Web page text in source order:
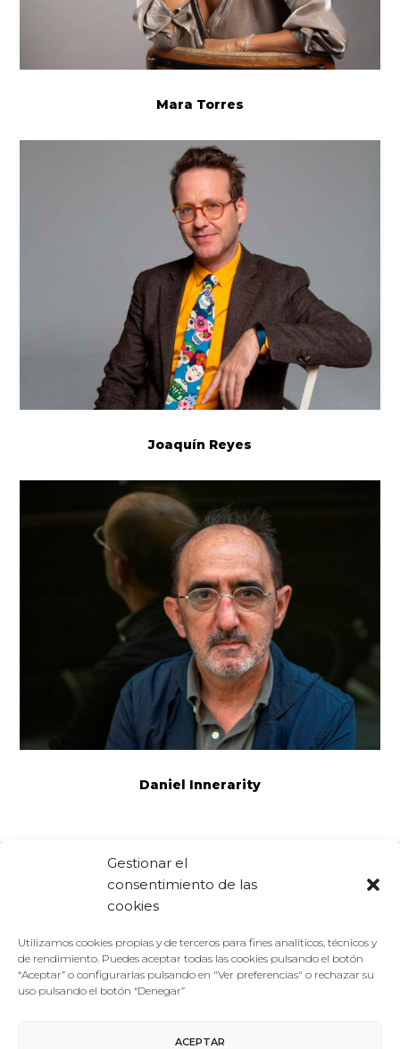
Gestionar el
consentimiento de las
cookies
Utilizamos cookies propias y de terceros para fines analíticos, técnicos y
de rendimiento. Puedes aceptar todas las cookies pulsando el botón
“Aceptar” o configurarlas pulsando en "Ver preferencias" o rechazar su
uso pulsando el botón “Denegar”
ACEPTAR
Mara Torres
Joaquín Reyes
Daniel Innerarity
Comparte: Facebook Twitter